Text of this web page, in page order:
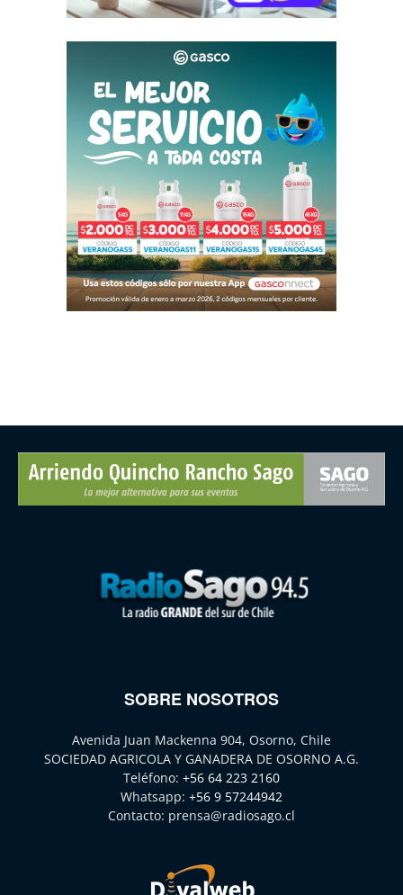
SOBRE NOSOTROS
Avenida Juan Mackenna 904, Osorno, Chile
SOCIEDAD AGRICOLA Y GANADERA DE OSORNO A.G.
Teléfono: +56 64 223 2160
Whatsapp: +56 9 57244942
Contacto: prensa@radiosago.cl